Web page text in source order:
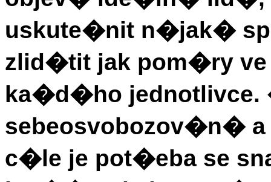
uskute�nit n�jak�
zlid�tit jak pom�ry
ka�d�ho
sebeosvobozov�n�
c�le je pot�eba se